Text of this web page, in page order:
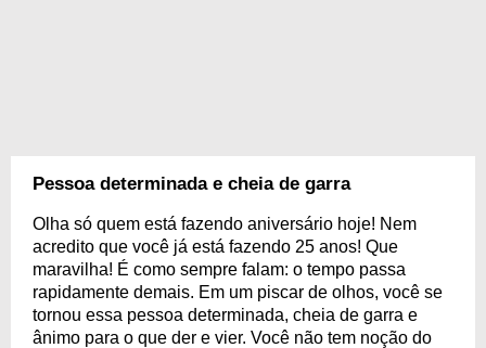
Pessoa determinada e cheia de garra
Olha só quem está fazendo aniversário hoje! Nem
acredito que você já está fazendo 25 anos! Que
maravilha! É como sempre falam: o tempo passa
rapidamente demais. Em um piscar de olhos, você se
tornou essa pessoa determinada, cheia de garra e
ânimo para o que der e vier. Você não tem noção do